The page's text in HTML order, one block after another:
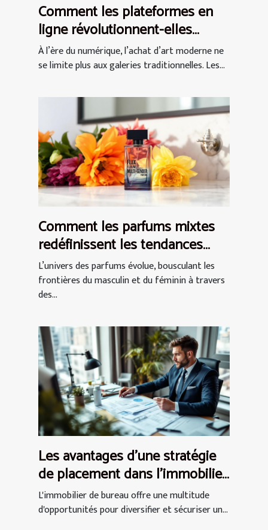
Comment les plateformes en
ligne révolutionnent-elles
l'achat d'art moderne ?
À l’ère du numérique, l’achat d’art moderne ne
se limite plus aux galeries traditionnelles. Les...
Comment les parfums mixtes
redéfinissent les tendances
olfactives actuelles ?
L’univers des parfums évolue, bousculant les
frontières du masculin et du féminin à travers
des...
Les avantages d'une stratégie
de placement dans l'immobilier
de bureau
L'immobilier de bureau offre une multitude
d'opportunités pour diversifier et sécuriser un...